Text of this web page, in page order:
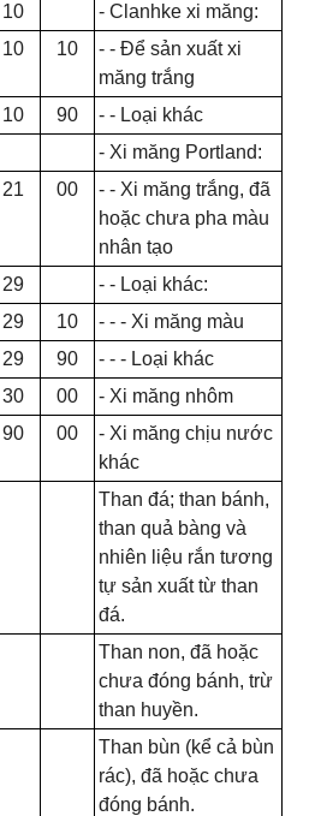
10
- Clanhke xi măng:
10 10
- - Để sản xuất xi
măng trắng
10 90
- - Loại khác
- Xi măng Portland:
21 00 - - Xi măng trắng, đã
hoặc chưa pha màu
nhân tạo
29
- - Loại khác:
29 10 - - - Xi măng màu
29 90 - - - Loại khác
30 00
- Xi măng nhôm
90 00
- Xi măng chịu nước
khác
Than đá; than bánh,
than quả bàng và
nhiên liệu rắn tương
tự sản xuất từ than
đá.
Than non, đã hoặc
chưa đóng bánh, trừ
than huyền.
Than bùn (kể cả bùn
rác), đã hoặc chưa
đóng bánh.